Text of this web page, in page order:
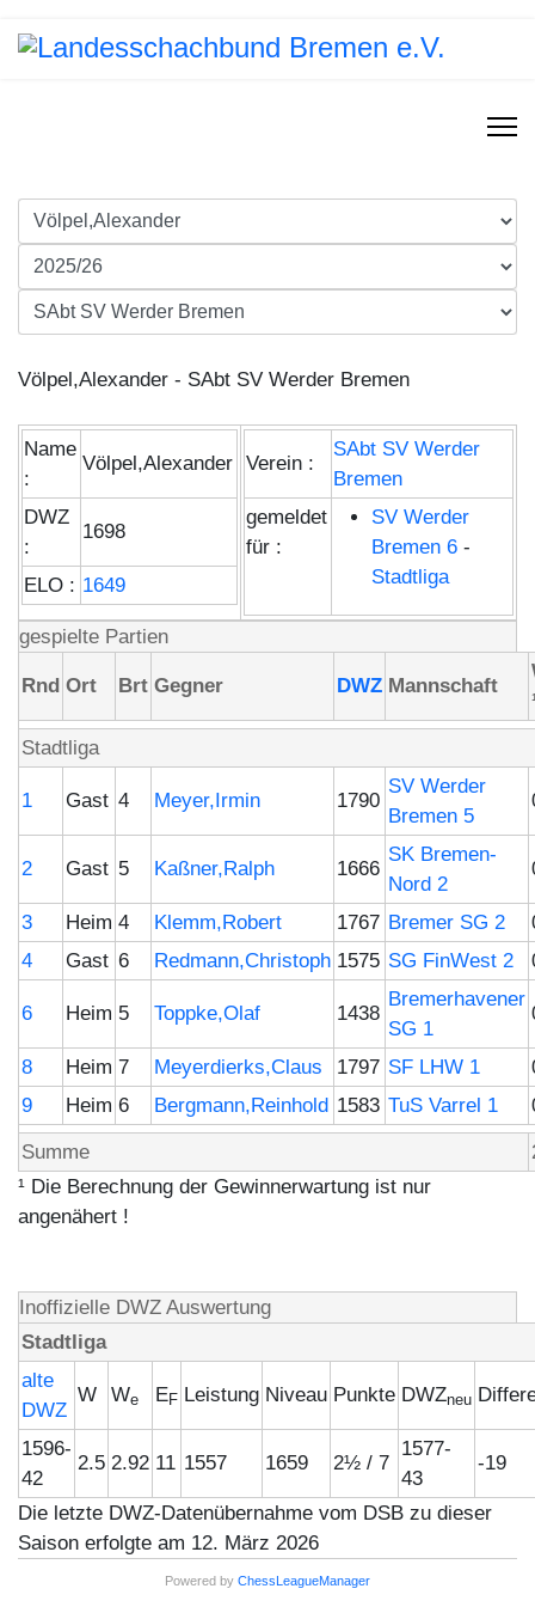
Völpel,Alexander - SAbt SV Werder Bremen
Name
:
Völpel,Alexander
DWZ
:
1698
ELO : 1649
Verein :
SAbt SV Werder
Bremen
gemeldet
für :
SV Werder
Bremen 6 -
Stadtliga
gespielte Partien
Rnd Ort Brt Gegner DWZ Mannschaft
Stadtliga
1 Gast 4 Meyer,Irmin 1790
SV Werder
Bremen 5
2 Gast 5 Kaßner,Ralph 1666
SK Bremen-
Nord 2
3 Heim 4 Klemm,Robert 1767 Bremer SG 2
4
Gast 6 Redmann,Christoph 1575 SG FinWest 2
6 Heim 5 Toppke,Olaf 1438
Bremerhavener
SG 1
8 Heim 7 Meyerdierks,Claus 1797 SF LHW 1
9
Heim 6 Bergmann,Reinhold 1583 TuS Varrel 1
Summe
¹ Die Berechnung der Gewinnerwartung ist nur
angenähert !
Inoffizielle DWZ Auswertung
Stadtliga
alte
DWZ
W We EF Leistung Niveau Punkte DWZneu
1596-
42
2.5 2.92 11 1557 1659 2½ / 7
1577-
43
-19
Die letzte DWZ-Datenübernahme vom DSB zu dieser
Saison erfolgte am 12. März 2026
Powered by ChessLeagueManager